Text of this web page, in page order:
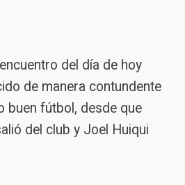
del día de hoy
de manera contundente
buen fútbol, desde que
del club y Joel Huiqui